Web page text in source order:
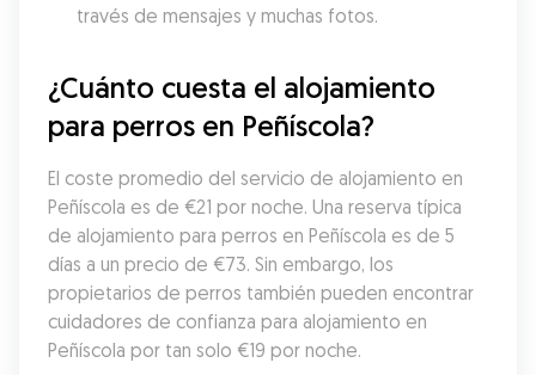
través de mensajes y muchas fotos.
¿Cuánto cuesta el alojamiento
para perros en Peñíscola?
El coste promedio del servicio de alojamiento en
Peñíscola es de €21 por noche. Una reserva típica
de alojamiento para perros en Peñíscola es de 5
días a un precio de €73. Sin embargo, los
propietarios de perros también pueden encontrar
cuidadores de confianza para alojamiento en
Peñíscola por tan solo €19 por noche.